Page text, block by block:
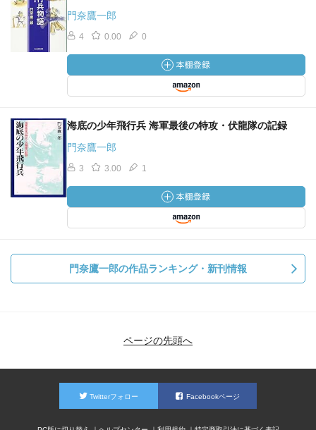
門奈鷹一郎
4 0.00 0
海底の少年飛行兵 海軍最後の特攻・伏龍隊の記録
門奈鷹一郎
3 3.00 1
門奈鷹一郎の作品ランキング・新刊情報
ページの先頭へ
Twitterフォロー Facebookページ